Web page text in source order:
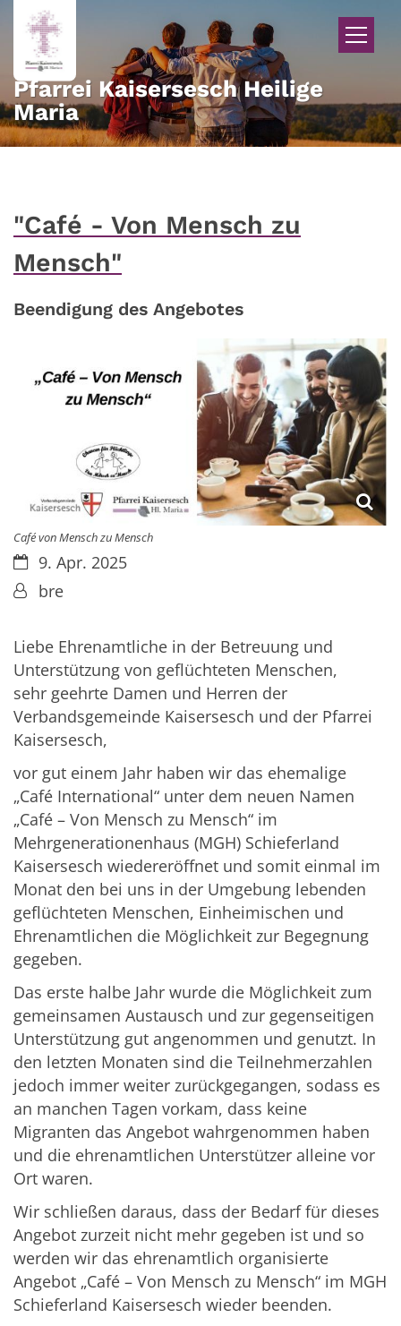
Zum Inhalt springen
Pfarrei Kaisersesch Heilige
Maria
"Café - Von Mensch zu
Mensch"
Beendigung des Angebotes
Café von Mensch zu Mensch
Datum:9. Apr. 2025
Von:bre
Liebe Ehrenamtliche in der Betreuung und
Unterstützung von geflüchteten Menschen,
sehr geehrte Damen und Herren der
Verbandsgemeinde Kaisersesch und der Pfarrei
Kaisersesch,
vor gut einem Jahr haben wir das ehemalige
„Café International“ unter dem neuen Namen
„Café – Von Mensch zu Mensch“ im
Mehrgenerationenhaus (MGH) Schieferland
Kaisersesch wiedereröffnet und somit einmal im
Monat den bei uns in der Umgebung lebenden
geflüchteten Menschen, Einheimischen und
Ehrenamtlichen die Möglichkeit zur Begegnung
gegeben.
Das erste halbe Jahr wurde die Möglichkeit zum
gemeinsamen Austausch und zur gegenseitigen
Unterstützung gut angenommen und genutzt. In
den letzten Monaten sind die Teilnehmerzahlen
jedoch immer weiter zurückgegangen, sodass es
an manchen Tagen vorkam, dass keine
Migranten das Angebot wahrgenommen haben
und die ehrenamtlichen Unterstützer alleine vor
Ort waren.
Wir schließen daraus, dass der Bedarf für dieses
Angebot zurzeit nicht mehr gegeben ist und so
werden wir das ehrenamtlich organisierte
Angebot „Café – Von Mensch zu Mensch“ im MGH
Schieferland Kaisersesch wieder beenden.